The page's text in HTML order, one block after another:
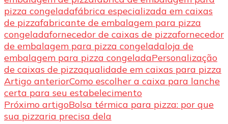
pizza congeladafábrica especializada em caixas
de pizzafabricante de embalagem para pizza
congeladafornecedor de caixas de pizzafornecedor
de embalagem para pizza congeladaloja de
embalagem para pizza congeladaPersonalização
de caixas de pizzaqualidade em caixas para pizza
Navegação
de
post
Artigo anteriorComo escolher a caixa para lanche
certa para seu estabelecimento
Próximo artigoBolsa térmica para pizza: por que
sua pizzaria precisa dela